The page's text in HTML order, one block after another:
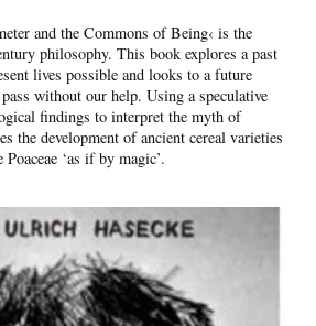
and the Commons of Being‹ is the
philosophy. This book explores a past
lives possible and looks to a future
without our help. Using a speculative
findings to interpret the myth of
the development of ancient cereal varieties
‘as if by magic’.